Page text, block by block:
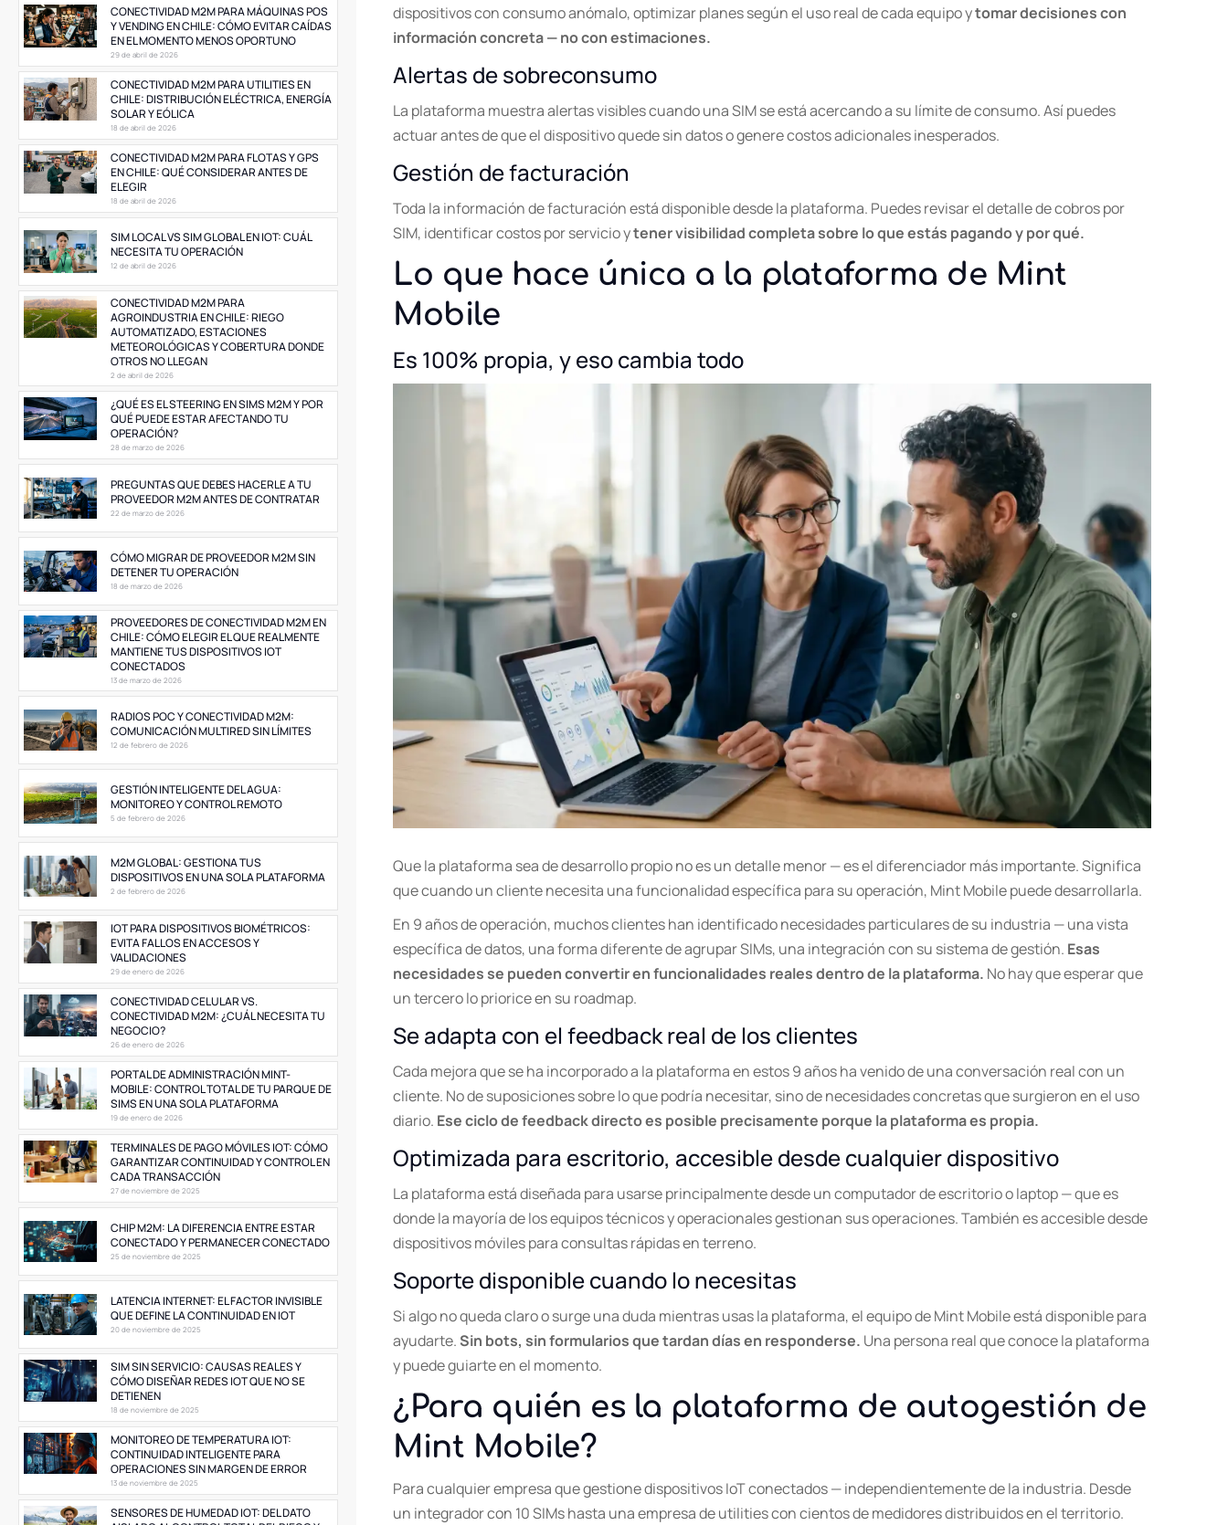
CONECTIVIDAD M2M PARA MÁQUINAS POS
Y VENDING EN CHILE: CÓMO EVITAR CAÍDAS
EN EL MOMENTO MENOS OPORTUNO
29 de abril de 2026
CONECTIVIDAD M2M PARA UTILITIES EN
CHILE: DISTRIBUCIÓN ELÉCTRICA, ENERGÍA
SOLAR Y EÓLICA
18 de abril de 2026
CONECTIVIDAD M2M PARA FLOTAS Y GPS
EN CHILE: QUÉ CONSIDERAR ANTES DE
ELEGIR
18 de abril de 2026
SIM LOCAL VS SIM GLOBAL EN IOT: CUÁL
NECESITA TU OPERACIÓN
12 de abril de 2026
CONECTIVIDAD M2M PARA
AGROINDUSTRIA EN CHILE: RIEGO
AUTOMATIZADO, ESTACIONES
METEOROLÓGICAS Y COBERTURA DONDE
OTROS NO LLEGAN
2 de abril de 2026
¿QUÉ ES EL STEERING EN SIMS M2M Y POR
QUÉ PUEDE ESTAR AFECTANDO TU
OPERACIÓN?
28 de marzo de 2026
PREGUNTAS QUE DEBES HACERLE A TU
PROVEEDOR M2M ANTES DE CONTRATAR
22 de marzo de 2026
CÓMO MIGRAR DE PROVEEDOR M2M SIN
DETENER TU OPERACIÓN
18 de marzo de 2026
PROVEEDORES DE CONECTIVIDAD M2M EN
CHILE: CÓMO ELEGIR EL QUE REALMENTE
MANTIENE TUS DISPOSITIVOS IOT
CONECTADOS
13 de marzo de 2026
RADIOS POC Y CONECTIVIDAD M2M:
COMUNICACIÓN MULTIRED SIN LÍMITES
12 de febrero de 2026
GESTIÓN INTELIGENTE DEL AGUA:
MONITOREO Y CONTROL REMOTO
5 de febrero de 2026
M2M GLOBAL: GESTIONA TUS
DISPOSITIVOS EN UNA SOLA PLATAFORMA
2 de febrero de 2026
IOT PARA DISPOSITIVOS BIOMÉTRICOS:
EVITA FALLOS EN ACCESOS Y
VALIDACIONES
29 de enero de 2026
CONECTIVIDAD CELULAR VS.
CONECTIVIDAD M2M: ¿CUÁL NECESITA TU
NEGOCIO?
26 de enero de 2026
PORTAL DE ADMINISTRACIÓN MINT-
MOBILE: CONTROL TOTAL DE TU PARQUE DE
SIMS EN UNA SOLA PLATAFORMA
19 de enero de 2026
TERMINALES DE PAGO MÓVILES IOT: CÓMO
GARANTIZAR CONTINUIDAD Y CONTROL EN
CADA TRANSACCIÓN
27 de noviembre de 2025
CHIP M2M: LA DIFERENCIA ENTRE ESTAR
CONECTADO Y PERMANECER CONECTADO
25 de noviembre de 2025
LATENCIA INTERNET: EL FACTOR INVISIBLE
QUE DEFINE LA CONTINUIDAD EN IOT
20 de noviembre de 2025
SIM SIN SERVICIO: CAUSAS REALES Y
CÓMO DISEÑAR REDES IOT QUE NO SE
DETIENEN
18 de noviembre de 2025
MONITOREO DE TEMPERATURA IOT:
CONTINUIDAD INTELIGENTE PARA
OPERACIONES SIN MARGEN DE ERROR
13 de noviembre de 2025
SENSORES DE HUMEDAD IOT: DEL DATO
dispositivos con consumo anómalo, optimizar planes según el uso real de cada equipo ytomar decisiones con
información concreta — no con estimaciones.
Alertas de sobreconsumo
La plataforma muestra alertas visibles cuando una SIM se está acercando a su límite de consumo. Así puedes
actuar antes de que el dispositivo quede sin datos o genere costos adicionales inesperados.
Gestión de facturación
Toda la información de facturación está disponible desde la plataforma. Puedes revisar el detalle de cobros por
SIM, identificar costos por servicio ytener visibilidad completa sobre lo que estás pagando y por qué.
Lo que hace única a la plataforma de Mint
Mobile
Es 100% propia, y eso cambia todo
Que la plataforma sea de desarrollo propio no es un detalle menor — es el diferenciador más importante. Significa
que cuando un cliente necesita una funcionalidad específica para su operación, Mint Mobile puede desarrollarla.
En 9 años de operación, muchos clientes han identificado necesidades particulares de su industria — una vista
específica de datos, una forma diferente de agrupar SIMs, una integración con su sistema de gestión. Esas
necesidades se pueden convertir en funcionalidades reales dentro de la plataforma. No hay que esperar que
un tercero lo priorice en su roadmap.
Se adapta con el feedback real de los clientes
Cada mejora que se ha incorporado a la plataforma en estos 9 años ha venido de una conversación real con un
cliente. No de suposiciones sobre lo que podría necesitar, sino de necesidades concretas que surgieron en el uso
diario. Ese ciclo de feedback directo es posible precisamente porque la plataforma es propia.
Optimizada para escritorio, accesible desde cualquier dispositivo
La plataforma está diseñada para usarse principalmente desde un computador de escritorio o laptop — que es
donde la mayoría de los equipos técnicos y operacionales gestionan sus operaciones. También es accesible desde
dispositivos móviles para consultas rápidas en terreno.
Soporte disponible cuando lo necesitas
Si algo no queda claro o surge una duda mientras usas la plataforma, el equipo de Mint Mobile está disponible para
ayudarte. Sin bots, sin formularios que tardan días en responderse. Una persona real que conoce la plataforma
y puede guiarte en el momento.
¿Para quién es la plataforma de autogestión de
Mint Mobile?
Para cualquier empresa que gestione dispositivos IoT conectados — independientemente de la industria. Desde
un integrador con 10 SIMs hasta una empresa de utilities con cientos de medidores distribuidos en el territorio.